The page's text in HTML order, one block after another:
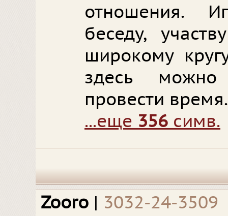
отношения.
беседу,
широкому
здесь можно
провести время.
...еще 356 симв.
Zoоro | 3032-24-3509